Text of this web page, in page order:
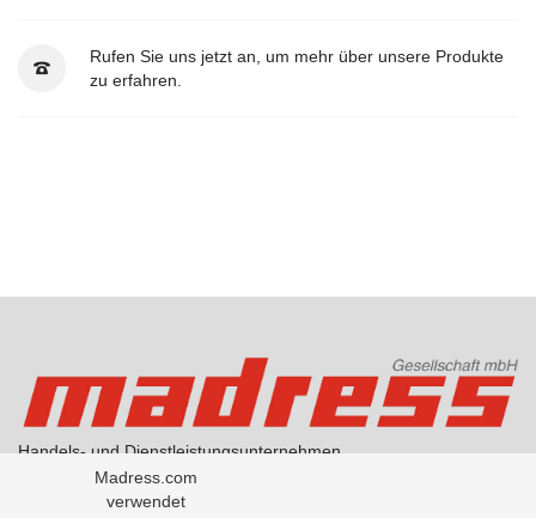
Rufen Sie uns jetzt an, um mehr über unsere Produkte
zu erfahren.
Handels- und Dienstleistungsunternehmen
AGB Handel
AGB Übersetzungen
Madress.com
verwendet